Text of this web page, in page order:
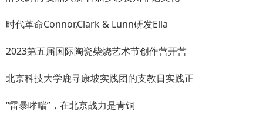
时代革命Connor,Clark & Lunn研发Ella
2023第五届国际陶瓷柴烧艺术节创作营开营
北京科技大学鹿寻康坡实践团的支教日实践正
“雷暴哮喘”，在北京战力是青铜